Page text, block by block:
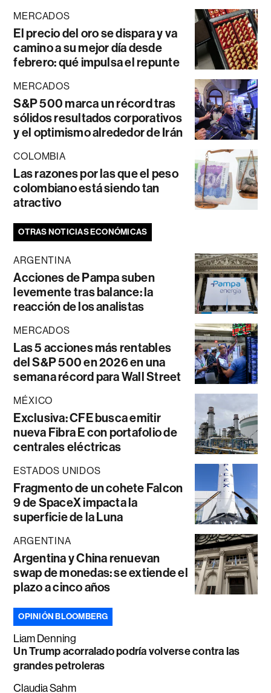
MERCADOS
El precio del oro se dispara y va
camino a su mejor día desde
febrero: qué impulsa el repunte
MERCADOS
S&P 500 marca un récord tras
sólidos resultados corporativos
y el optimismo alrededor de Irán
COLOMBIA
Las razones por las que el peso
colombiano está siendo tan
atractivo
OTRAS NOTICIAS ECONÓMICAS
ARGENTINA
Acciones de Pampa suben
levemente tras balance: la
reacción de los analistas
MERCADOS
Las 5 acciones más rentables
del S&P 500 en 2026 en una
semana récord para Wall Street
MÉXICO
Exclusiva: CFE busca emitir
nueva Fibra E con portafolio de
centrales eléctricas
ESTADOS UNIDOS
Fragmento de un cohete Falcon
9 de SpaceX impacta la
superficie de la Luna
ARGENTINA
Argentina y China renuevan
swap de monedas: se extiende el
plazo a cinco años
OPINIÓN BLOOMBERG
Liam Denning
Un Trump acorralado podría volverse contra las
grandes petroleras
Claudia Sahm